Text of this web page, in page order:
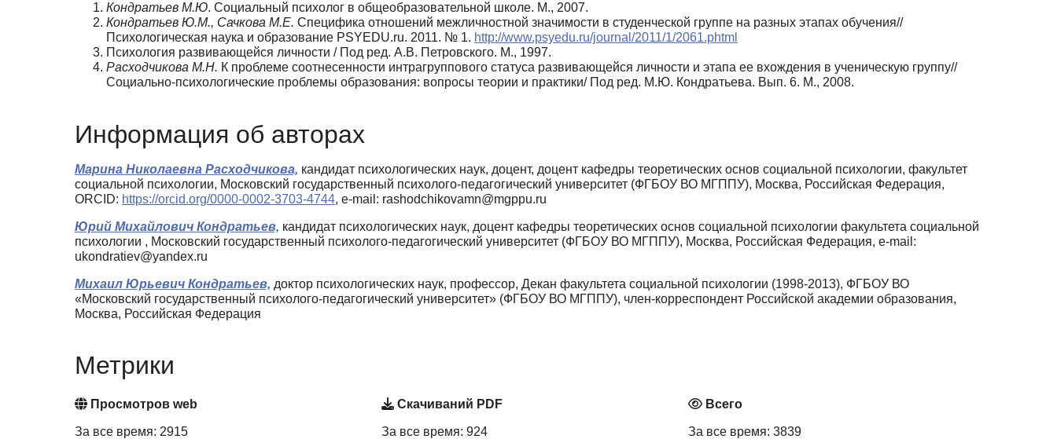
Кондратьев М.Ю. Социальный психолог в общеобразовательной школе. М., 2007.
Кондратьев Ю.М., Сачкова М.Е. Специфика отношений межличностной значимости в студенческой группе на разных этапах обучения//
Психологическая наука и образование PSYEDU.ru. 2011. № 1. http://www.psyedu.ru/journal/2011/1/2061.phtml
Психология развивающейся личности / Под ред. А.В. Петровского. М., 1997.
Расходчикова М.Н. К проблеме соотнесенности интрагруппового статуса развивающейся личности и этапа ее вхождения в ученическую группу//
Социально-психологические проблемы образования: вопросы теории и практики/ Под ред. М.Ю. Кондратьева. Вып. 6. М., 2008.
Информация об авторах
Марина Николаевна Расходчикова, кандидат психологических наук, доцент, доцент кафедры теоретических основ социальной психологии, факультет
социальной психологии, Московский государственный психолого-педагогический университет (ФГБОУ ВО МГППУ), Москва, Российская Федерация,
ORCID: https://orcid.org/0000-0002-3703-4744, e-mail: rashodchikovamn@mgppu.ru
Юрий Михайлович Кондратьев, кандидат психологических наук, доцент кафедры теоретических основ социальной психологии факультета социальной
психологии , Московский государственный психолого-педагогический университет (ФГБОУ ВО МГППУ), Москва, Российская Федерация, e-mail:
ukondratiev@yandex.ru
Михаил Юрьевич Кондратьев, доктор психологических наук, профессор, Декан факультета социальной психологии (1998-2013), ФГБОУ ВО
«Московский государственный психолого-педагогический университет» (ФГБОУ ВО МГППУ), член-корреспондент Российской академии образования,
Москва, Российская Федерация
Метрики
Просмотров web
За все время: 2915
Скачиваний PDF
За все время: 924
Всего
За все время: 3839